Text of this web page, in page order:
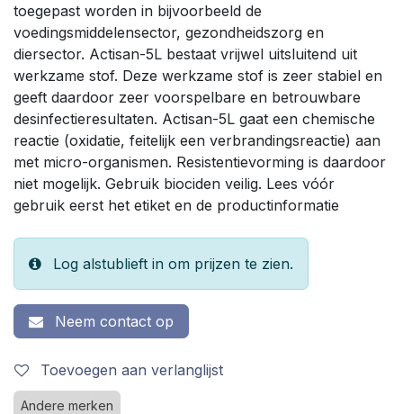
toegepast worden in bijvoorbeeld de
voedingsmiddelensector, gezondheidszorg en
diersector. Actisan-5L bestaat vrijwel uitsluitend uit
werkzame stof. Deze werkzame stof is zeer stabiel en
geeft daardoor zeer voorspelbare en betrouwbare
desinfectieresultaten. Actisan-5L gaat een chemische
reactie (oxidatie, feitelijk een verbrandingsreactie) aan
met micro-organismen. Resistentievorming is daardoor
niet mogelijk. Gebruik biociden veilig. Lees vóór
gebruik eerst het etiket en de productinformatie
Log alstublieft in om prijzen te zien.
Neem contact op
Toevoegen aan verlanglijst
Andere merken